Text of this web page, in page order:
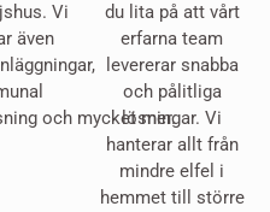
Vi
även
och mycket mer.
du lita på att vårt
erfarna team
levererar snabba
och pålitliga
lösningar. Vi
hanterar allt från
mindre elfel i
hemmet till större